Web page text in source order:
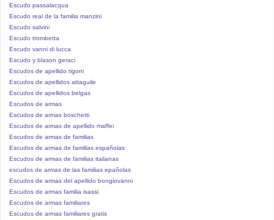
Escudo passalacqua
Escudo real de la familia manzini
Escudo salvini
Escudo trombetta
Escudo vanni di lucca
Escudo y blason geraci
Escudos de apellido rigoni
Escudos de apellidos attaguile
Escudos de apellidos belgas
Escudos de armas
Escudos de armas boschetti
Escudos de armas de apellido maffei
Escudos de armas de familias
Escudos de armas de familias españolas
Escudos de armas de familias italianas
escudos de armas de las familias epañolas
Escudos de armas del apellido bongiovanni
Escudos de armas familia isassi
Escudos de armas familiares
Escudos de armas familiares gratis